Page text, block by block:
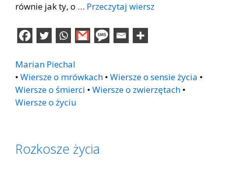
równie jak ty, o … Przeczytaj wiersz
Marian Piechal
• Wiersze o mrówkach • Wiersze o sensie życia •
Wiersze o śmierci • Wiersze o zwierzętach •
Wiersze o życiu
Rozkosze życia